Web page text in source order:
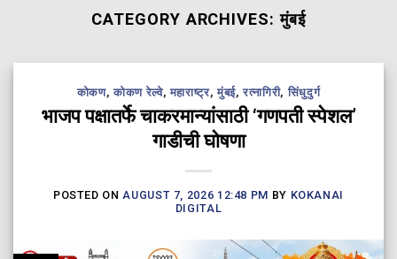
CATEGORY ARCHIVES:मुंबई
कोकण,कोकण रेल्वे, महाराष्ट्र, मुंबई,रत्नागिरी, सिंधुदुर्ग
भाजप पक्षातर्फे चाकरमान्यांसाठी ‘गणपती स्पेशल’
गाडीची घोषणा
POSTED ONAUGUST 7, 2026 12:48 PM BY KOKANAI
DIGITAL